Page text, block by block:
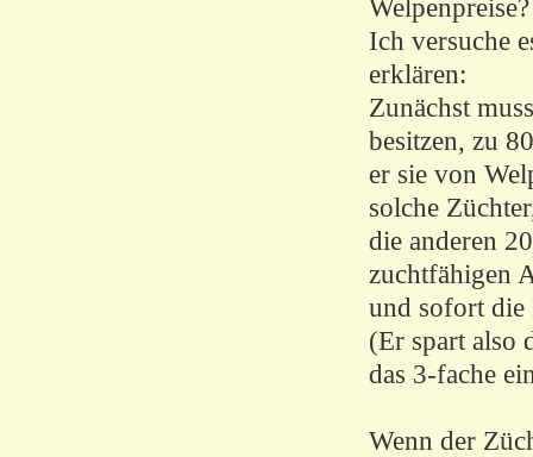
Welpenpreise?
Ich versuche
erklären:
Zunächst
besitzen, zu
er sie von
solche
die anderen
zuchtfähigen
und sofort die
(Er spart also
das 3-fache
Wenn der